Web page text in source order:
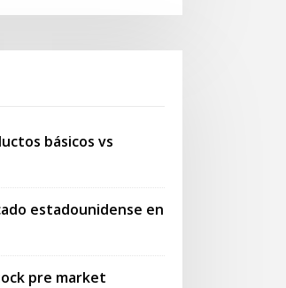
básicos vs
estadounidense en
pre market